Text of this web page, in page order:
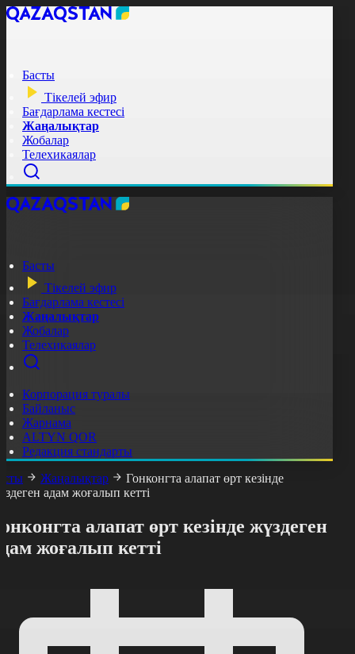
Басты
Тікелей эфир
Бағдарлама кестесі
Жаңалықтар
Жобалар
Телехикаялар
Басты
Тікелей эфир
Бағдарлама кестесі
Жаңалықтар
Жобалар
Телехикаялар
Корпорация туралы
Байланыс
Жарнама
ALTYN QOR
Редакция стандарты
Жаңалықтар
Гонконгта алапат өрт кезінде
адам жоғалып кетті
алапат өрт кезінде жүздеген
жоғалып кетті